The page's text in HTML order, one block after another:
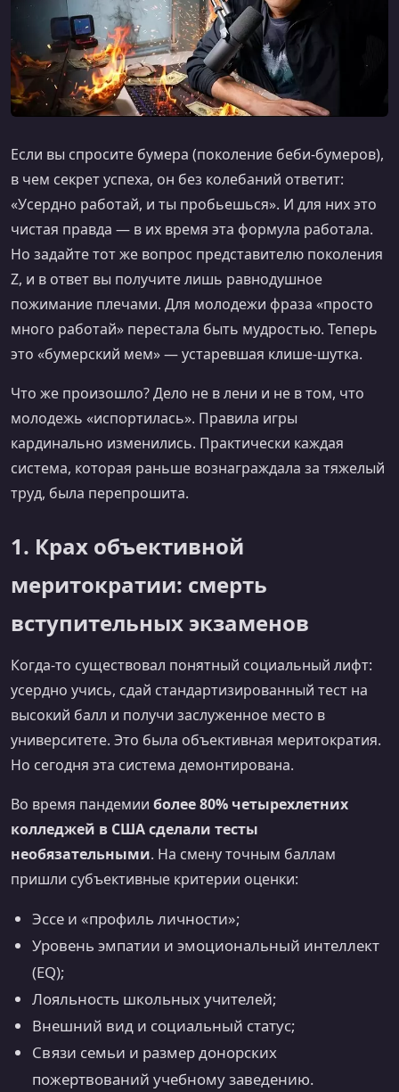
Если вы спросите бумера (поколение беби-бумеров),
в чем секрет успеха, он без колебаний ответит:
«Усердно работай, и ты пробьешься». И для них это
чистая правда — в их время эта формула работала.
Но задайте тот же вопрос представителю поколения
Z, и в ответ вы получите лишь равнодушное
пожимание плечами. Для молодежи фраза «просто
много работай» перестала быть мудростью. Теперь
это «бумерский мем» — устаревшая клише-шутка.
Что же произошло? Дело не в лени и не в том, что
молодежь «испортилась». Правила игры
кардинально изменились. Практически каждая
система, которая раньше вознаграждала за тяжелый
труд, была перепрошита.
1. Крах объективной
меритократии: смерть
вступительных экзаменов
Когда-то существовал понятный социальный лифт:
усердно учись, сдай стандартизированный тест на
высокий балл и получи заслуженное место в
университете. Это была объективная меритократия.
Но сегодня эта система демонтирована.
Во время пандемии более 80% четырехлетних
колледжей в США сделали тесты
необязательными. На смену точным баллам
пришли субъективные критерии оценки:
Эссе и «профиль личности»;
Уровень эмпатии и эмоциональный интеллект
(EQ);
Лояльность школьных учителей;
Внешний вид и социальный статус;
Связи семьи и размер донорских
пожертвований учебному заведению.